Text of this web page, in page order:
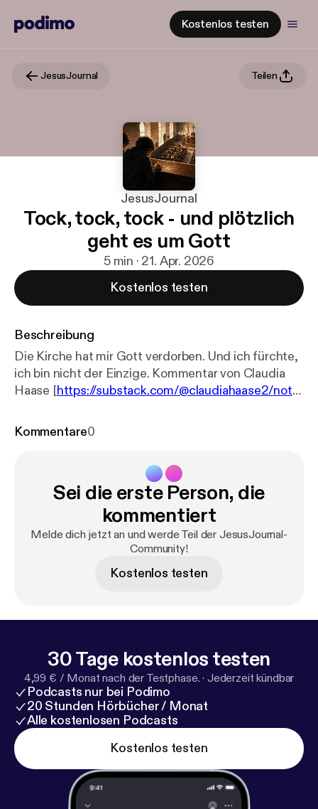
Kostenlos testen
JesusJournal Teilen
JesusJournal
Tock, tock, tock - und plötzlich
geht es um Gott
5 min · 21. Apr. 2026
Kostenlos testen
Beschreibung
Die Kirche hat mir Gott verdorben. Und ich fürchte,
ich bin nicht der Einzige. Kommentar von Claudia
Haase [https://substack.com/@claudiahaase2/note/
Kommentare0
Sei die erste Person, die
kommentiert
Melde dich jetzt an und werde Teil der JesusJournal-
Community!
Kostenlos testen
30 Tage kostenlos testen
4,99 € / Monat nach der Testphase. · Jederzeit kündbar
Podcasts nur bei Podimo
20 Stunden Hörbücher / Monat
Alle kostenlosen Podcasts
Kostenlos testen